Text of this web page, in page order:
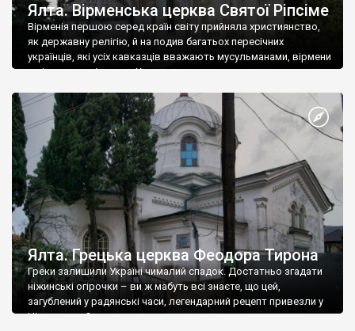
Ялта. Вірменська церква Святої Ріпсіме
Вірменія першою серед країн світу прийняла християнство,
як державну релігію, й на подив багатьох пересічних
українців, які усіх кавказців вважають мусульманами, вірмени
є відданими вірянами Христа
Ялта. Грецька церква Феодора Тирона
Греки залишили Україні чималий спадок. Достатньо згадати
ніжинські огірочки – ви ж мабуть всі знаєте, що цей,
загублений у радянські часи, легендарний рецепт привезли у
Ніжин греки?